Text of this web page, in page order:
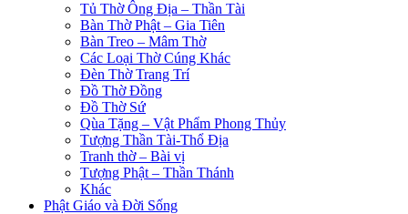
Tủ Thờ Ông Địa – Thần Tài
Bàn Thờ Phật – Gia Tiên
Bàn Treo – Mâm Thờ
Các Loại Thờ Cúng Khác
Đèn Thờ Trang Trí
Đồ Thờ Đồng
Đồ Thờ Sứ
Qùa Tặng – Vật Phẩm Phong Thủy
Tượng Thần Tài-Thổ Địa
Tranh thờ – Bài vị
Tượng Phật – Thần Thánh
Khác
Phật Giáo và Đời Sống